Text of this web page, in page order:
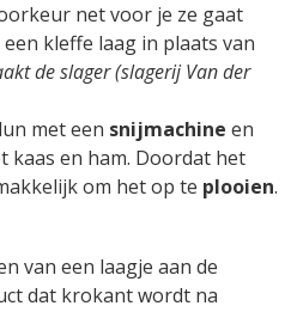
net voor je ze gaat
kleffe laag in plaats van
de slager (slagerij Van der
met een snijmachine en
kaas en ham. Doordat het
om het op te plooien.
van een laagje aan de
dat krokant wordt na